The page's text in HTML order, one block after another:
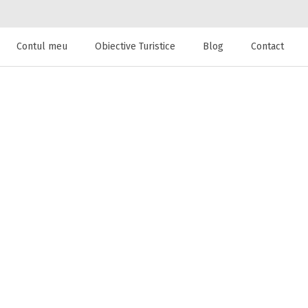
cazare la
Contul meu Obiective Turistice Blog Contact